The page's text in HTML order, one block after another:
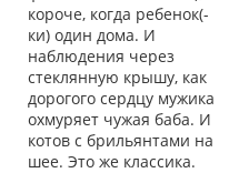
короче, когда ребенок(-
ки) один дома. И
наблюдения через
стеклянную крышу, как
дорогого сердцу мужика
охмуряет чужая баба. И
котов с брильянтами на
шее. Это же классика.